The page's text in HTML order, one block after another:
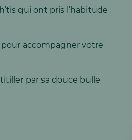
qui ont pris l’habitude
accompagner votre
par sa douce bulle